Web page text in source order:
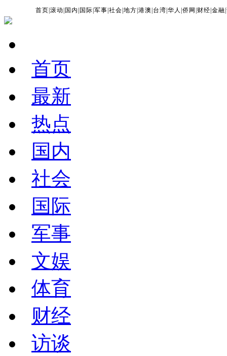
首页 |滚动 国内 国际 |军事 |社会 |地方 |港澳 台湾 |华人 |侨网 财经 |金融 |
首页
最新
热点
国内
社会
国际
军事
文娱
体育
财经
访谈